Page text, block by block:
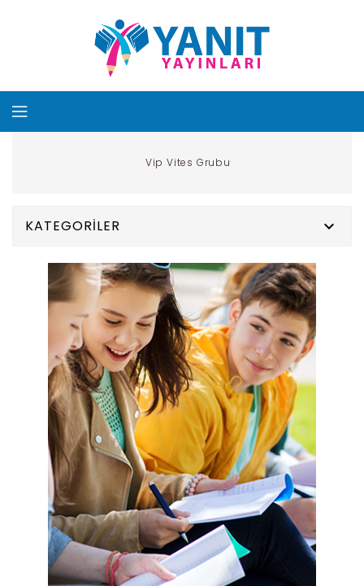
Vip Vites Grubu
KATEGORILER 